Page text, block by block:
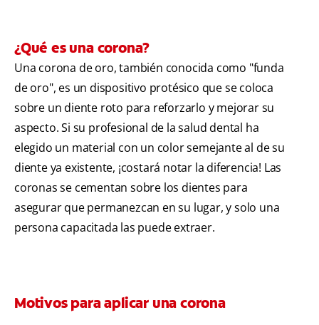
¿Qué es una corona?
Una corona de oro, también conocida como "funda
de oro", es un dispositivo protésico que se coloca
sobre un diente roto para reforzarlo y mejorar su
aspecto. Si su profesional de la salud dental ha
elegido un material con un color semejante al de su
diente ya existente, ¡costará notar la diferencia! Las
coronas se cementan sobre los dientes para
asegurar que permanezcan en su lugar, y solo una
persona capacitada las puede extraer.
Motivos para aplicar una corona